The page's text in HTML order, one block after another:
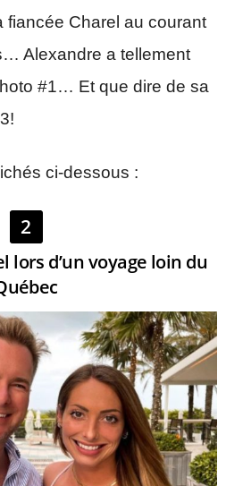
fiancée Charel au courant
Alexandre a tellement
#1… Et que dire de sa
ci-dessous :
2
lors d’un voyage loin du